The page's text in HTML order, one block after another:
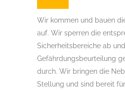
Wir kommen und bauen
auf. Wir sperren die
Sicherheitsbereiche ab
Gefährdungsbeurteilung
durch. Wir bringen die
Stellung und sind bereit